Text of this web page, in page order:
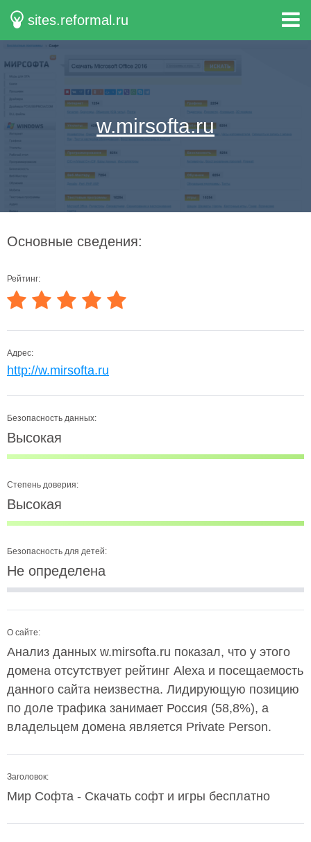
sites.reformal.ru
w.mirsofta.ru
Основные сведения:
Рейтинг:
Адрес:
http://w.mirsofta.ru
Безопасность данных:
Высокая
Степень доверия:
Высокая
Безопасность для детей:
Не определена
О сайте:
Анализ данных w.mirsofta.ru показал, что у этого
домена отсутствует рейтинг Alexa и посещаемость
данного сайта неизвестна. Лидирующую позицию
по доле трафика занимает Россия (58,8%), а
владельцем домена является Private Person.
Заголовок:
Мир Софта - Скачать софт и игры бесплатно